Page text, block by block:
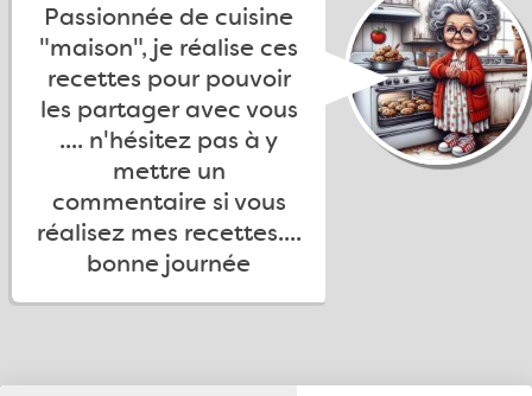
Passionnée de cuisine
"maison", je réalise ces
recettes pour pouvoir
les partager avec vous
.... n'hésitez pas à y
mettre un
commentaire si vous
réalisez mes recettes....
bonne journée